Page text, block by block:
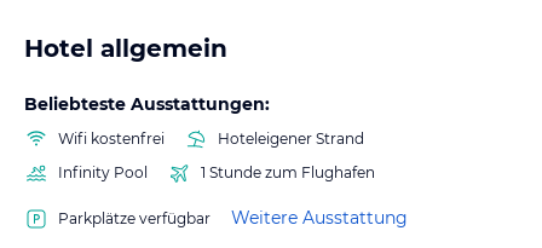
Hotel allgemein
Beliebteste Ausstattungen:
Wifi kostenfrei
Hoteleigener Strand
Infinity Pool
1 Stunde zum Flughafen
Parkplätze verfügbar Weitere Ausstattung